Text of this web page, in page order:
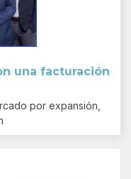
una facturación
por expansión,